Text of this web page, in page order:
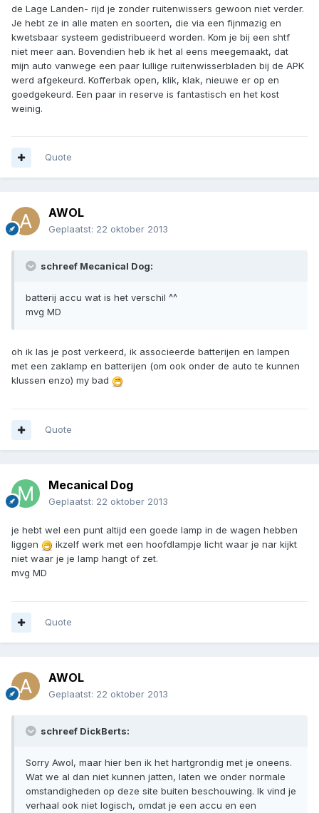
de Lage Landen- rijd je zonder ruitenwissers gewoon niet verder.
Je hebt ze in alle maten en soorten, die via een fijnmazig en
kwetsbaar systeem gedistribueerd worden. Kom je bij een shtf
niet meer aan. Bovendien heb ik het al eens meegemaakt, dat
mijn auto vanwege een paar lullige ruitenwisserbladen bij de APK
werd afgekeurd. Kofferbak open, klik, klak, nieuwe er op en
goedgekeurd. Een paar in reserve is fantastisch en het kost
weinig.
Quote
AWOL
Geplaatst: 22 oktober 2013
schreef Mecanical Dog:
batterij accu wat is het verschil ^^
mvg MD
oh ik las je post verkeerd, ik associeerde batterijen en lampen
met een zaklamp en batterijen (om ook onder de auto te kunnen
klussen enzo) my bad
Quote
Mecanical Dog
Geplaatst: 22 oktober 2013
je hebt wel een punt altijd een goede lamp in de wagen hebben
liggen
ikzelf werk met een hoofdlampje licht waar je nar kijkt
niet waar je je lamp hangt of zet.
mvg MD
Quote
AWOL
Geplaatst: 22 oktober 2013
schreef DickBerts:
Sorry Awol, maar hier ben ik het hartgrondig met je oneens.
Wat we al dan niet kunnen jatten, laten we onder normale
omstandigheden op deze site buiten beschouwing. Ik vind je
verhaal ook niet logisch, omdat je een accu en een